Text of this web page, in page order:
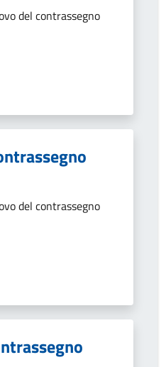
del contrassegno
del contrassegno